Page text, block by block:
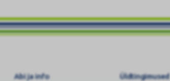
Abi ja info Üldtingimused